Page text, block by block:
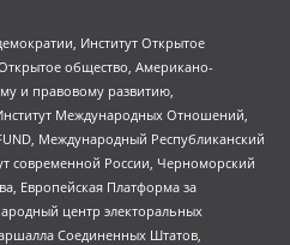
Институт Открытое
общество, Американо-
и правовому развитию,
Международных Отношений,
FUND, Международный Республиканский
современной России, Черноморский
Европейская Платформа за
центр электоральных
Соединенных Штатов,